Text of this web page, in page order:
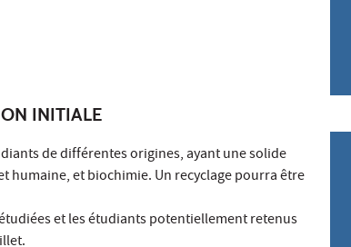
INITIALE
de différentes origines, ayant une solide
et biochimie. Un recyclage pourra être
et les étudiants potentiellement retenus